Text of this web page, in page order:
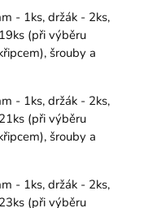
- 1ks, držák - 2ks,
(při výběru
šrouby a
- 1ks, držák - 2ks,
(při výběru
šrouby a
- 1ks, držák - 2ks,
(při výběru